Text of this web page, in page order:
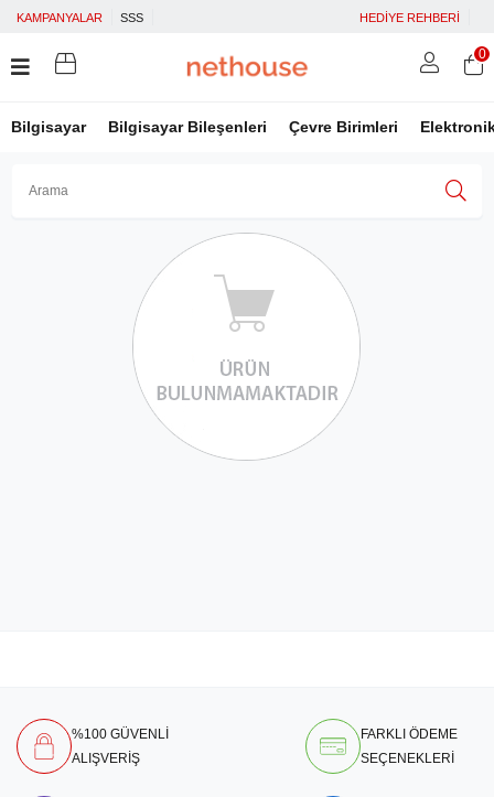
KAMPANYALAR SSS HEDİYE REHBERİ
Bilgisayar Bilgisayar Bileşenleri Çevre Birimleri
Üye Ol Facebook İle Bağlan
Google İle Bağlan
0
%100 GÜVENLİ
ALIŞVERİŞ
FARKLI ÖDEME
SEÇENEKLERİ